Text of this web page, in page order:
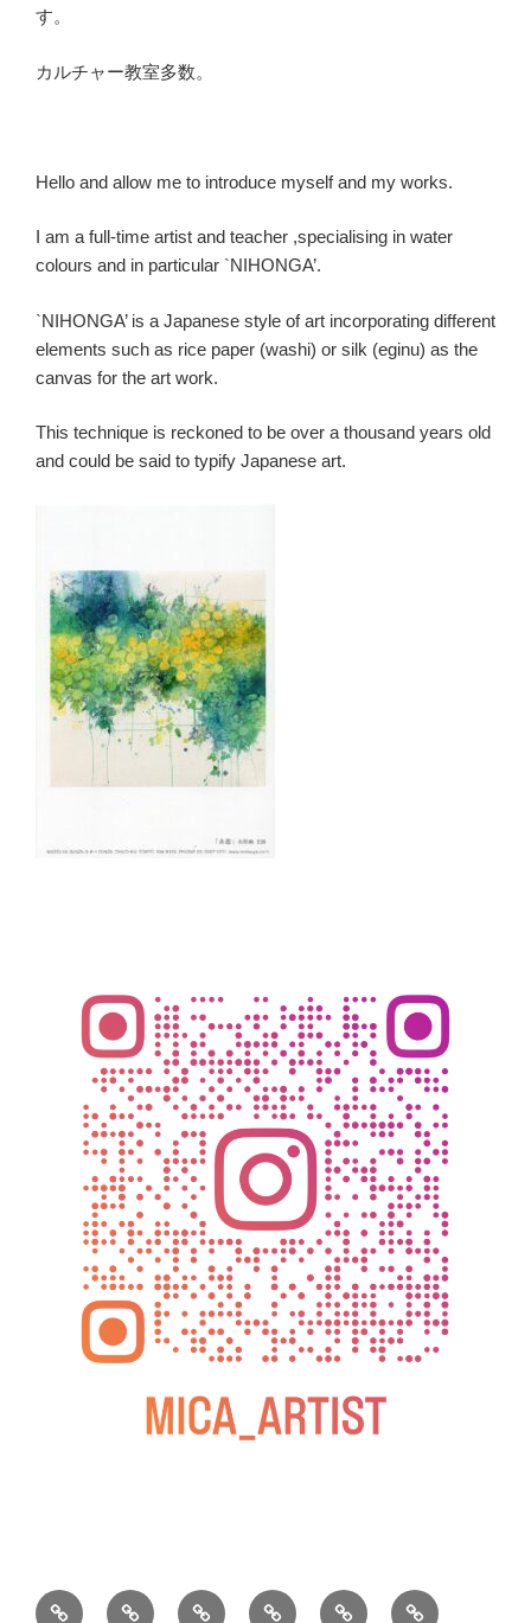
す。
カルチャー教室多数。
Hello and allow me to introduce myself and my works.
I am a full-time artist and teacher ,specialising in water
colours and in particular `NIHONGA’.
`NIHONGA’ is a Japanese style of art incorporating different
elements such as rice paper (washi) or silk (eginu) as the
canvas for the art work.
This technique is reckoned to be over a thousand years old
and could be said to typify Japanese art.
BLOG 教 お 動 過 2025